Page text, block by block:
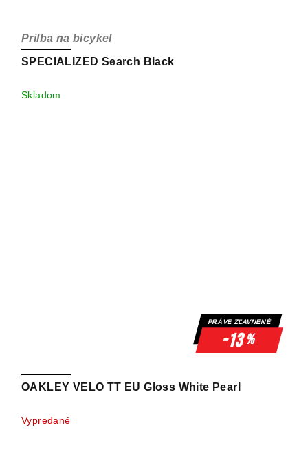
SPECIALIZED Search Black
Prilba na bicykel
Skladom
PRÁVE ZĽAVNENÉ
-13%
OAKLEY VELO TT EU Gloss White Pearl
Vypredané